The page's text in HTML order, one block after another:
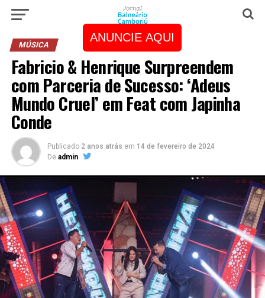
ANUNCIE AQUI
MÚSICA
Fabricio & Henrique Surpreendem
com Parceria de Sucesso: ‘Adeus
Mundo Cruel’ em Feat com Japinha
Conde
Publicado 2 anos atrás em 14 de fevereiro de 2024
De admin